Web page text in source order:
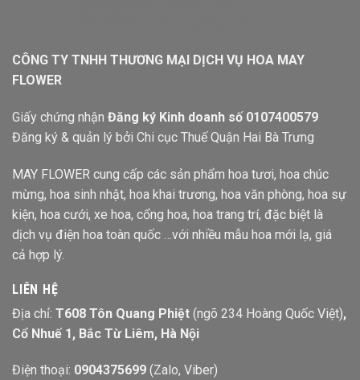
CÔNG TY TNHH THƯƠNG MẠI DỊCH VỤ HOA MAY
FLOWER
Giấy chứng nhận Đăng ký Kinh doanh số 0107400579
Đăng ký & quản lý bởi Chi cục Thuế Quận Hai Bà Trưng
MAY FLOWER cung cấp các sản phẩm hoa tươi, hoa chúc
mừng, hoa sinh nhật, hoa khai trương, hoa văn phòng, hoa sự
kiện, hoa cưới, xe hoa, cổng hoa, hoa trang trí, đặc biệt là
dịch vụ điện hoa toàn quốc …với nhiều mẫu hoa mới lạ, giá
cả hợp lý.
LIÊN HỆ
Địa chỉ: T608 Tôn Quang Phiệt (ngõ 234 Hoàng Quốc Việt),
Cổ Nhuế 1, Bắc Từ Liêm, Hà Nội
Điện thoại: 0904375699 (Zalo, Viber)